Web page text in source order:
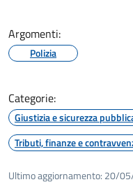
Argomenti:
Polizia
Categorie:
Giustizia e sicurezza
Tributi, finanze e
Ultimo aggiornamento: 20/